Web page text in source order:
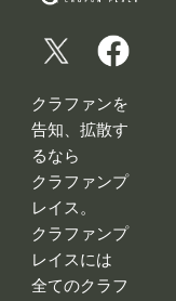
クラファンを
告知、拡散す
るなら
クラファンプ
レイス。